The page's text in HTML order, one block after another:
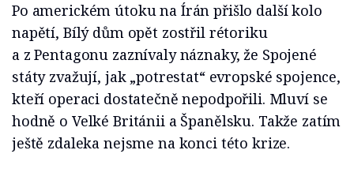
Po americkém útoku na Írán přišlo další kolo
napětí, Bílý dům opět zostřil rétoriku
a z Pentagonu zaznívaly náznaky, že Spojené
státy zvažují, jak „potrestat“ evropské spojence,
kteří operaci dostatečně nepodpořili. Mluví se
hodně o Velké Británii a Španělsku. Takže zatím
ještě zdaleka nejsme na konci této krize.